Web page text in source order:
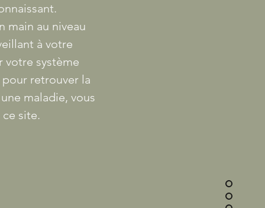
main au niveau
à votre
votre système
retrouver la
maladie, vous
site.